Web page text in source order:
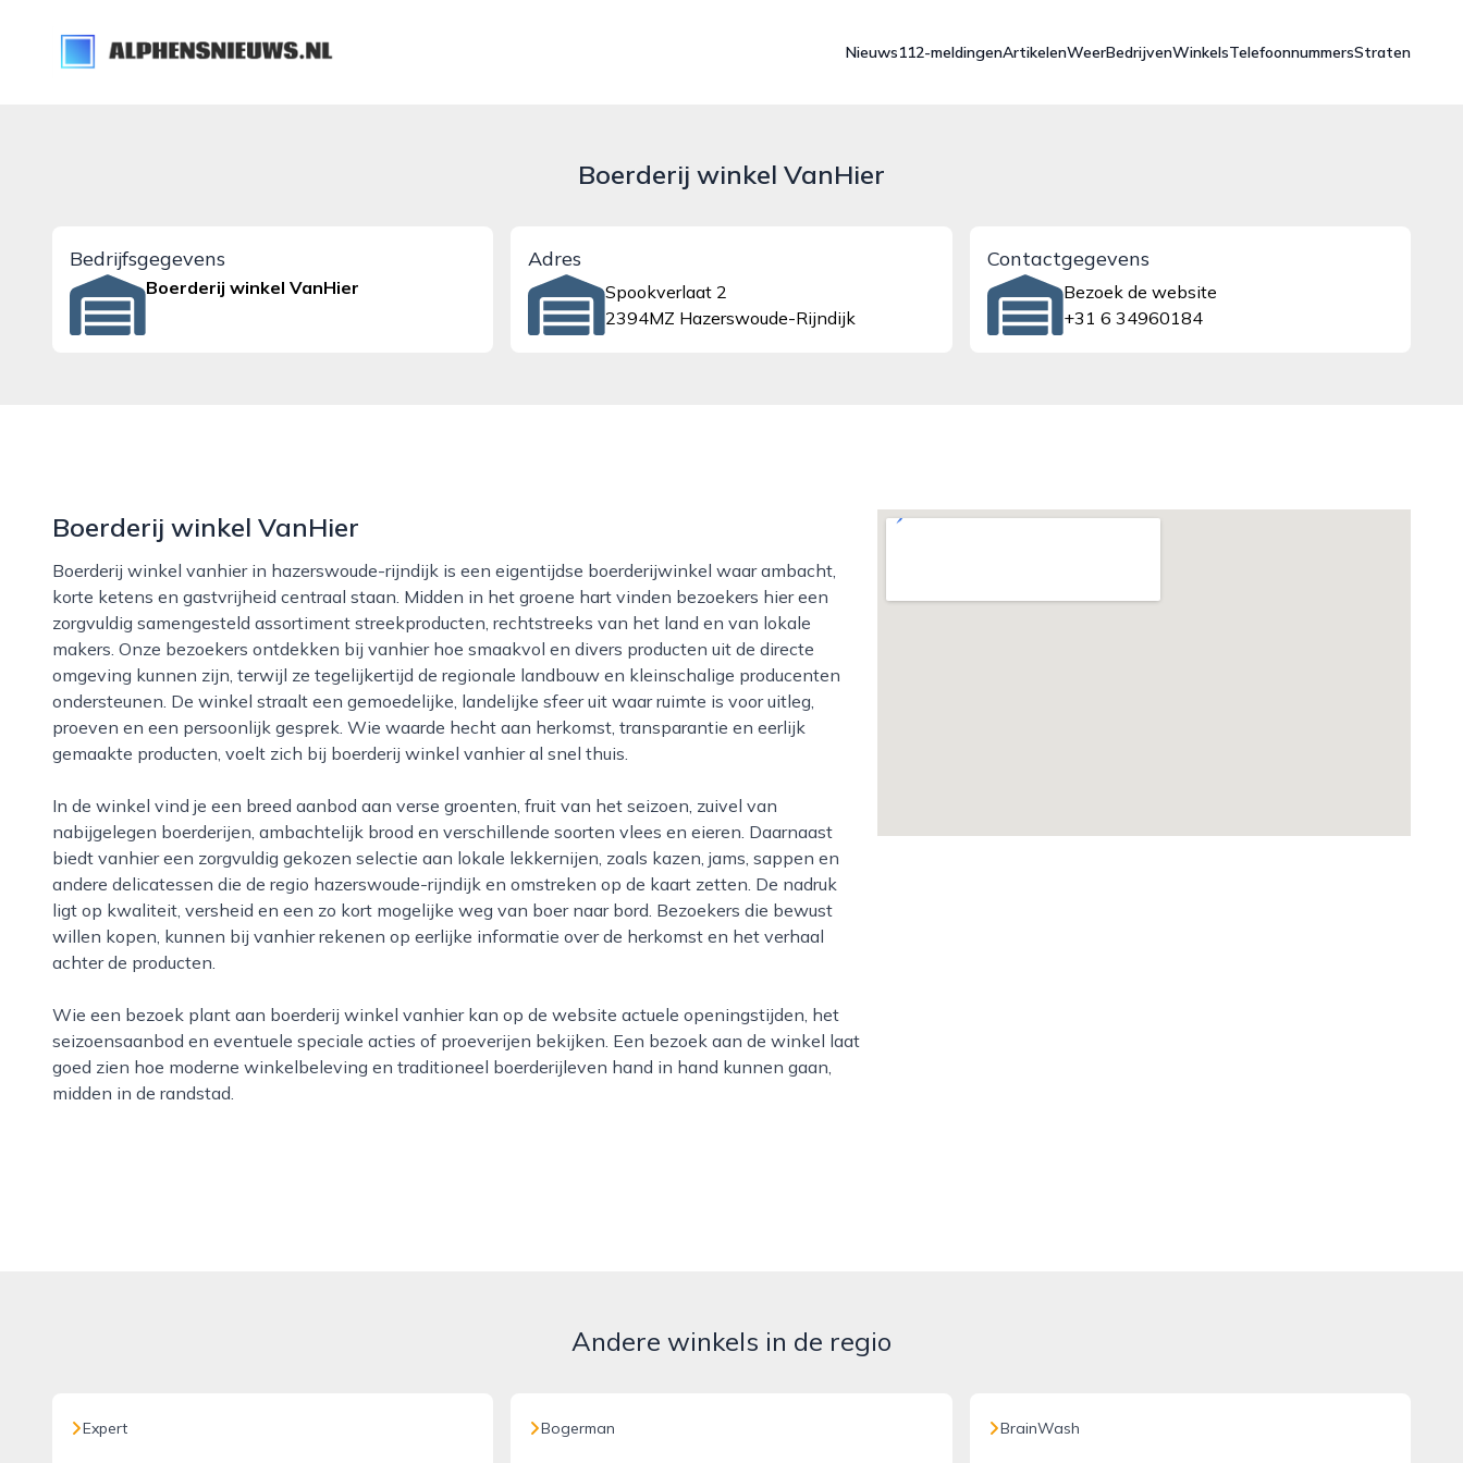
alphensnieuws.nl
Nieuws112-meldingenArtikelenWeerBedrijvenWinkelsTelefoonnummersStraten
Boerderij winkel VanHier
Bedrijfsgegevens
Boerderij winkel VanHier
Adres
Spookverlaat 2
2394MZ Hazerswoude-Rijndijk
Contactgegevens
Bezoek de website
+31 6 34960184
Boerderij winkel VanHier
Boerderij winkel vanhier in hazerswoude-rijndijk is een eigentijdse boerderijwinkel waar ambacht,
korte ketens en gastvrijheid centraal staan. Midden in het groene hart vinden bezoekers hier een
zorgvuldig samengesteld assortiment streekproducten, rechtstreeks van het land en van lokale
makers. Onze bezoekers ontdekken bij vanhier hoe smaakvol en divers producten uit de directe
omgeving kunnen zijn, terwijl ze tegelijkertijd de regionale landbouw en kleinschalige producenten
ondersteunen. De winkel straalt een gemoedelijke, landelijke sfeer uit waar ruimte is voor uitleg,
proeven en een persoonlijk gesprek. Wie waarde hecht aan herkomst, transparantie en eerlijk
gemaakte producten, voelt zich bij boerderij winkel vanhier al snel thuis.
In de winkel vind je een breed aanbod aan verse groenten, fruit van het seizoen, zuivel van
nabijgelegen boerderijen, ambachtelijk brood en verschillende soorten vlees en eieren. Daarnaast
biedt vanhier een zorgvuldig gekozen selectie aan lokale lekkernijen, zoals kazen, jams, sappen en
andere delicatessen die de regio hazerswoude-rijndijk en omstreken op de kaart zetten. De nadruk
ligt op kwaliteit, versheid en een zo kort mogelijke weg van boer naar bord. Bezoekers die bewust
willen kopen, kunnen bij vanhier rekenen op eerlijke informatie over de herkomst en het verhaal
achter de producten.
Wie een bezoek plant aan boerderij winkel vanhier kan op de website actuele openingstijden, het
seizoensaanbod en eventuele speciale acties of proeverijen bekijken. Een bezoek aan de winkel laat
goed zien hoe moderne winkelbeleving en traditioneel boerderijleven hand in hand kunnen gaan,
midden in de randstad.
Andere winkels in de regio
Expert Bogerman BrainWash